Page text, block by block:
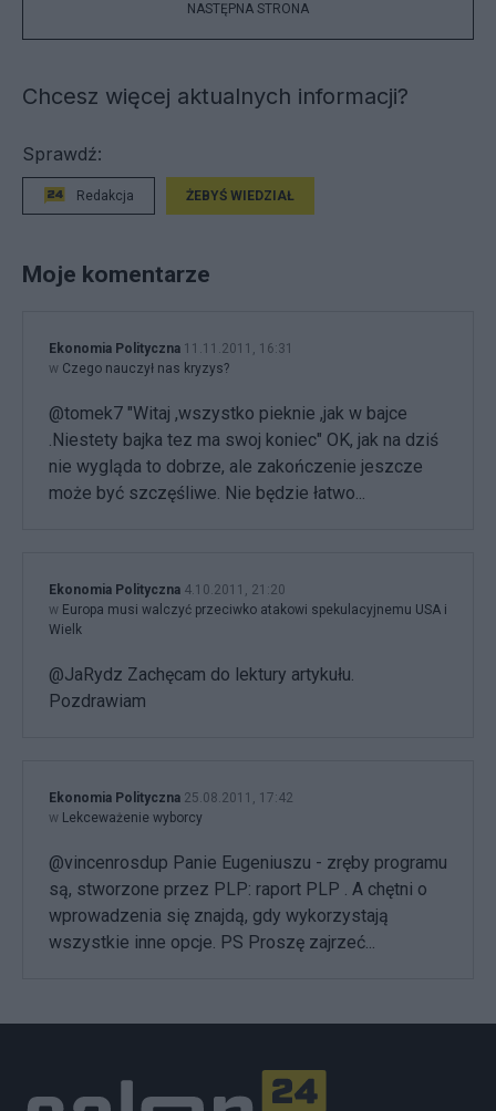
NASTĘPNA STRONA
Chcesz więcej aktualnych informacji?
Sprawdź:
Redakcja ŻEBYŚ WIEDZIAŁ
Moje komentarze
Ekonomia Polityczna 11.11.2011, 16:31
w Czego nauczył nas kryzys?
@tomek7 "Witaj ,wszystko pieknie ,jak w bajce
.Niestety bajka tez ma swoj koniec" OK, jak na dziś
nie wygląda to dobrze, ale zakończenie jeszcze
może być szczęśliwe. Nie będzie łatwo...
Ekonomia Polityczna 4.10.2011, 21:20
w Europa musi walczyć przeciwko atakowi spekulacyjnemu USA i
Wielk
@JaRydz Zachęcam do lektury artykułu.
Pozdrawiam
Ekonomia Polityczna 25.08.2011, 17:42
w Lekceważenie wyborcy
@vincenrosdup Panie Eugeniuszu - zręby programu
są, stworzone przez PLP: raport PLP . A chętni o
wprowadzenia się znajdą, gdy wykorzystają
wszystkie inne opcje. PS Proszę zajrzeć...